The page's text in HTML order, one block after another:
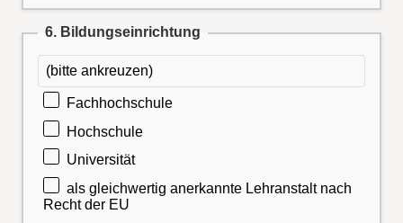
6. Bildungseinrichtung
(bitte ankreuzen)
Fachhochschule
Hochschule
Universität
als gleichwertig anerkannte Lehranstalt nach
Recht der EU